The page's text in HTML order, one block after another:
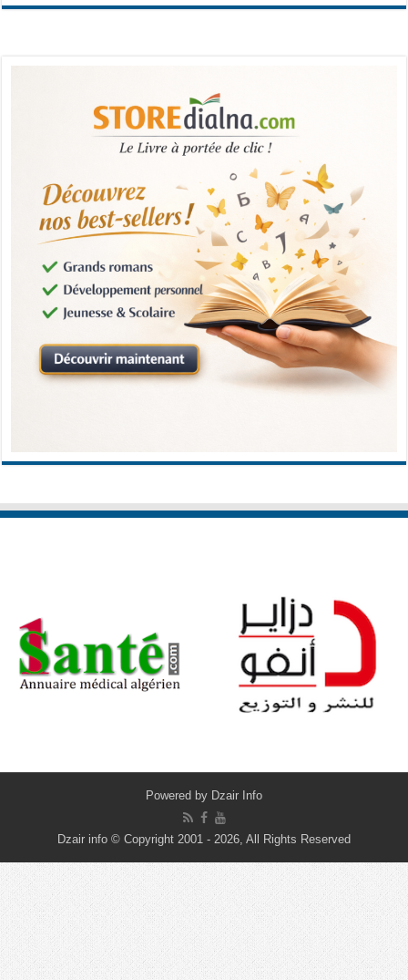
Powered by Dzair Info
Dzair info © Copyright 2001 - 2026, All Rights Reserved